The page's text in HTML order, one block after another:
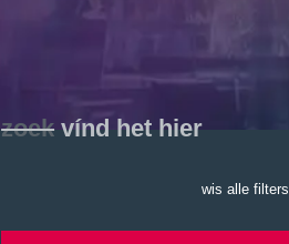
CONTACT
zoekvínd het hier
wis alle filters